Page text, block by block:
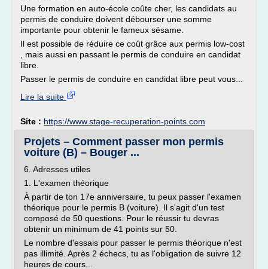
Une formation en auto-école coûte cher, les candidats au
permis de conduire doivent débourser une somme
importante pour obtenir le fameux sésame.
Il est possible de réduire ce coût grâce aux permis low-cost
, mais aussi en passant le permis de conduire en candidat
libre.
Passer le permis de conduire en candidat libre peut vous...
Lire la suite
Site : https://www.stage-recuperation-points.com
Projets – Comment passer mon permis
voiture (B) – Bouger ...
6. Adresses utiles
1. L'examen théorique
À partir de ton 17e anniversaire, tu peux passer l'examen
théorique pour le permis B (voiture). Il s'agit d'un test
composé de 50 questions. Pour le réussir tu devras
obtenir un minimum de 41 points sur 50.
Le nombre d'essais pour passer le permis théorique n'est
pas illimité. Après 2 échecs, tu as l'obligation de suivre 12
heures de cours...